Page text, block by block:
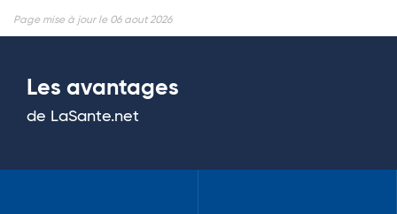
Page mise à jour le 06 aout 2026
Les avantages
de LaSante.net